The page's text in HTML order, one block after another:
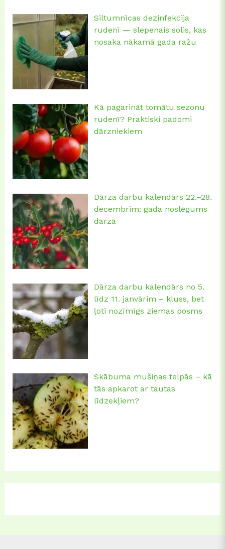
Siltumnīcas dezinfekcija
rudenī — slepenais solis, kas
nosaka nākamā gada ražu
Kā pagarināt tomātu sezonu
rudenī? Praktiski padomi
dārzniekiem
Dārza darbu kalendārs 22.–28.
decembrim: gada noslēgums
dārzā
Dārza darbu kalendārs no 5.
līdz 11. janvārim – kluss, bet
ļoti nozīmīgs ziemas posms
Skābuma mušiņas telpās – kā
tās apkarot ar tautas
līdzekļiem?